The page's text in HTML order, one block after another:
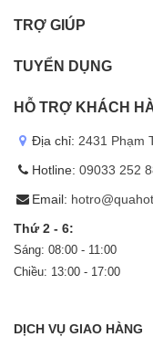
TRỢ GIÚP
TUYỂN DỤNG
HỖ TRỢ KHÁCH
Địa chỉ: 2431 Phạm
Hotline: 09033 252
Email:
Thứ 2 - 6:
Sáng: 08:00 - 11:00
Chiều: 13:00 - 17:00
DỊCH VỤ GIAO HÀNG